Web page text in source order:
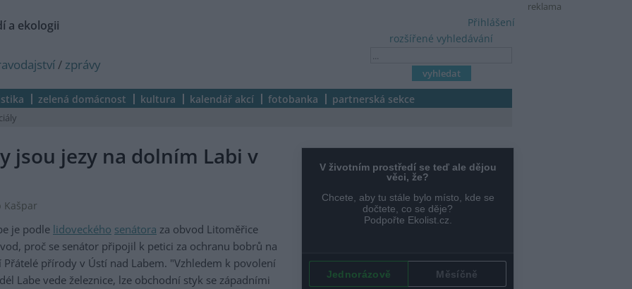
reklama
a ekologii
/ zprávy
rozšířené vyhledávání
Přihlášení
zelená domácnost kultura kalendář akcí fotobanka partnerská sekce
jsou jezy na dolním Labi v
Kašpar
je podle lidoveckého senátora za obvod Litoměřice
proč se senátor připojil k petici za ochranu bobrů na
přírody v Ústí nad Labem. "Vzhledem k povolení
Labe vede železnice, lze obchodní styk se západními